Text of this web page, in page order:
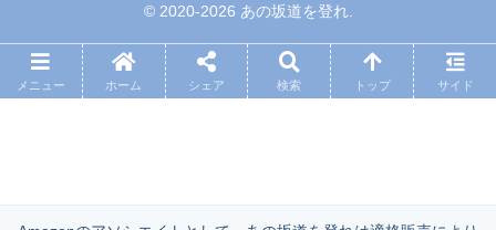
© 2020-2026 あの坂道を登れ.
メニュー ホーム シェア 検索 トップ サイド